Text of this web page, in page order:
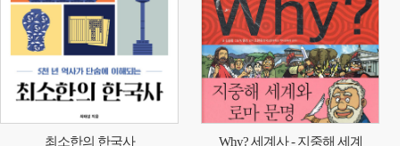
최소한의 한국사
Why? 세계사 - 지중해 세계